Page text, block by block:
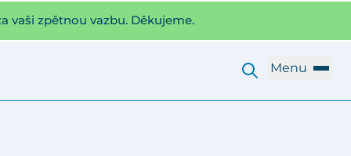
vaši zpětnou vazbu. Děkujeme.
Menu